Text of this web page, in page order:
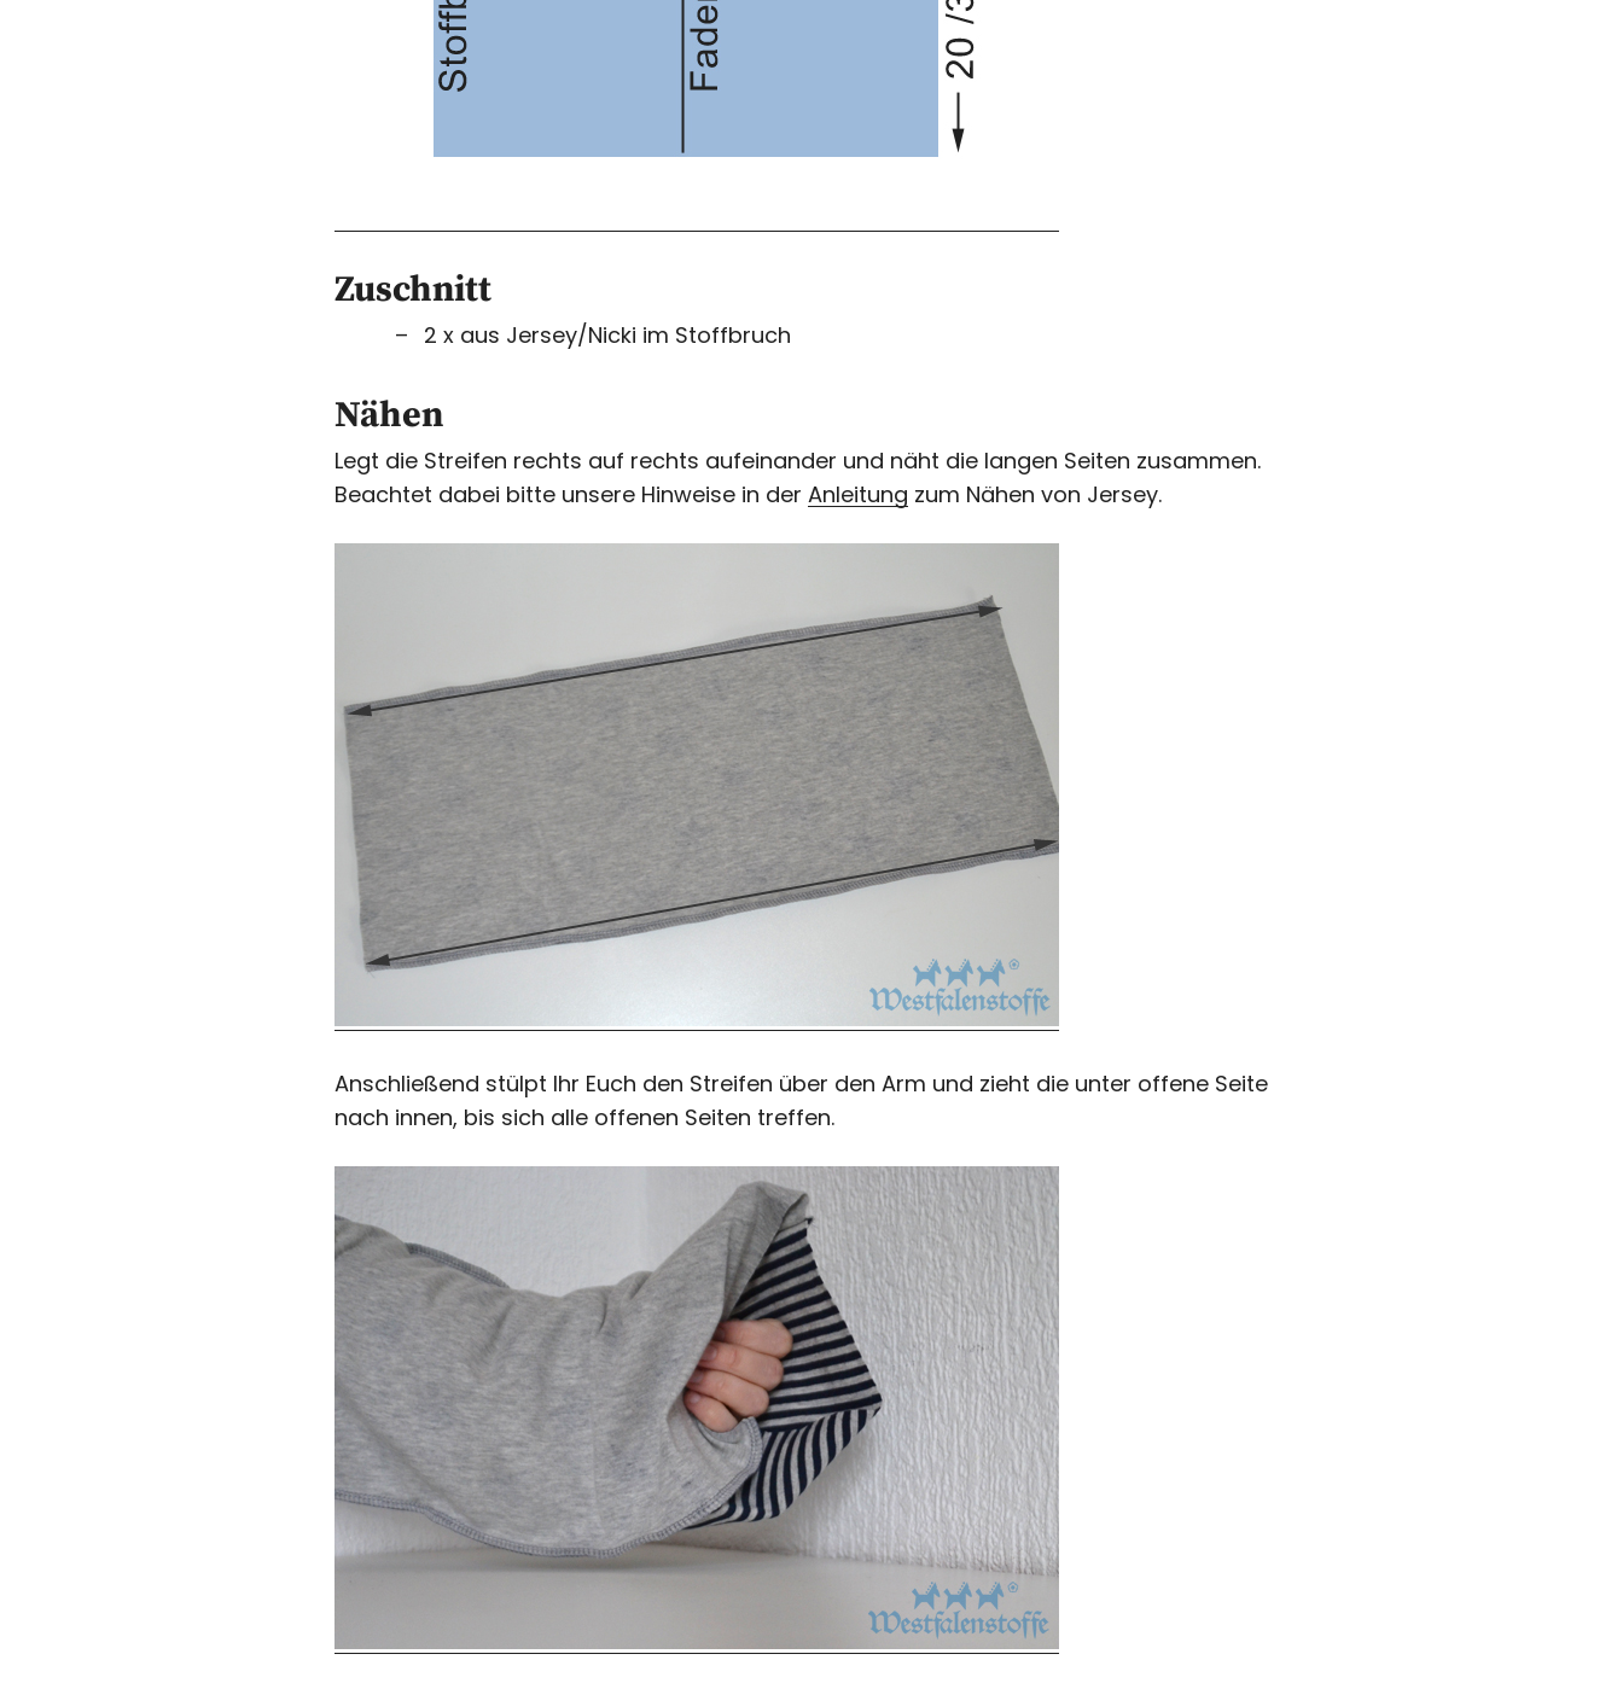
Zuschnitt
2 x aus Jersey/Nicki im Stoffbruch
Nähen
Legt die Streifen rechts auf rechts aufeinander und näht die langen Seiten zusammen.
Beachtet dabei bitte unsere Hinweise in der Anleitung zum Nähen von Jersey.
Anschließend stülpt Ihr Euch den Streifen über den Arm und zieht die unter offene Seite
nach innen, bis sich alle offenen Seiten treffen.